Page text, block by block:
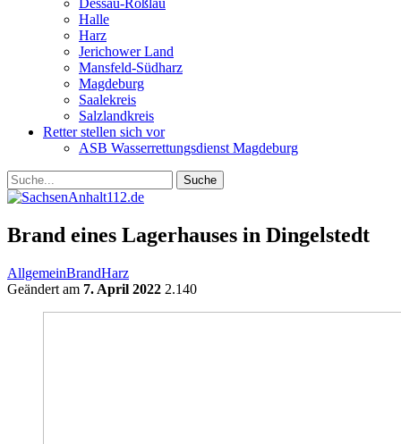
Dessau-Roßlau
Halle
Harz
Jerichower Land
Mansfeld-Südharz
Magdeburg
Saalekreis
Salzlandkreis
Retter stellen sich vor
ASB Wasserrettungsdienst Magdeburg
Brand eines Lagerhauses in Dingelstedt
AllgemeinBrandHarz
Geändert am 7. April 2022 2.140